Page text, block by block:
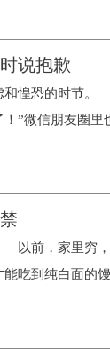
说抱歉
惶恐的时节。
”微信朋友圈
，家里穷，
吃到纯白面的